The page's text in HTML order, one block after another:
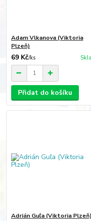
Adam Vlkanova (Viktoria
Plzeň)
69 Kč/ks
Přidat do košíku
Adrián Guľa (Viktoria Plzeň)